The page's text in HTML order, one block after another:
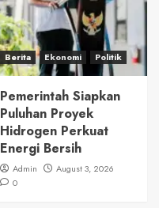
Berita Ekonomi Politik
Pemerintah Siapkan
Puluhan Proyek
Hidrogen Perkuat
Energi Bersih
Admin
August 3, 2026
0